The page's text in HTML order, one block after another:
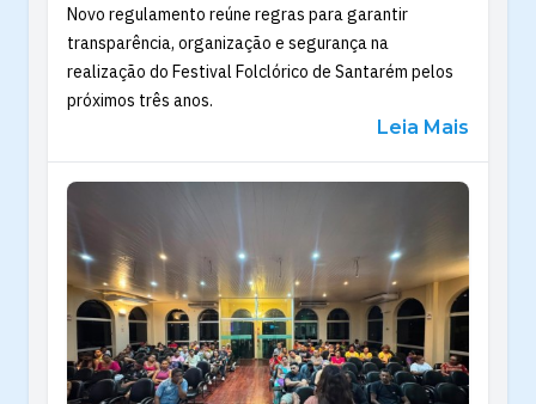
Novo regulamento reúne regras para garantir
transparência, organização e segurança na
realização do Festival Folclórico de Santarém pelos
próximos três anos.
Leia Mais